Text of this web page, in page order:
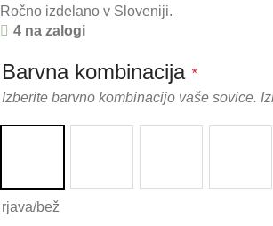
Ročno izdelano v Sloveniji.
4 na zalogi
Barvna kombinacija *
Izberite barvno kombinacijo vaše sovice.
rjava/bež